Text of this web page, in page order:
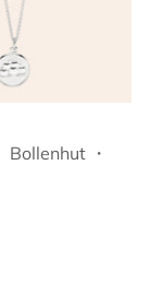
Bollenhut ・